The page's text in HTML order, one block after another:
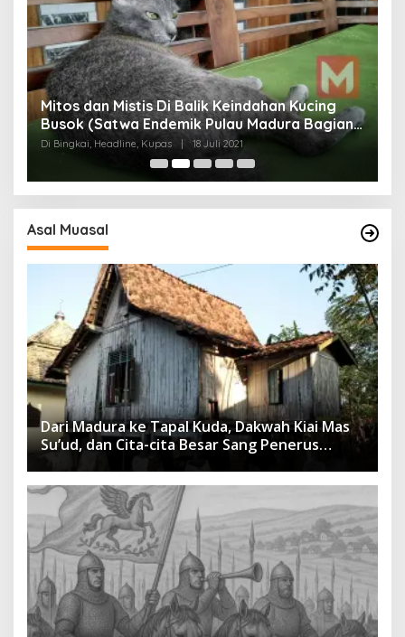
Mitos dan Mistis Di Balik Keindahan Kucing
Busok (Satwa Endemik Pulau Madura Bagian
I)
Di Bingkai, Headline, Kupas | 18 Juli 2021
Asal Muasal
Dari Madura ke Tapal Kuda, Dakwah Kiai Mas
Su’ud, dan Cita-cita Besar Sang Penerus